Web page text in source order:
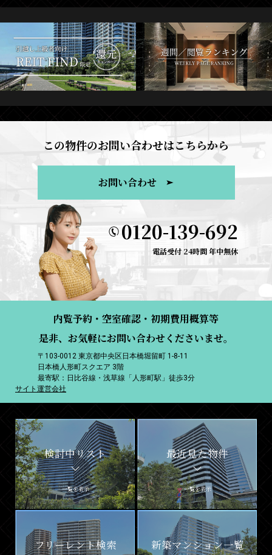
この物件のお問い合わせはこちらから
お問い合わせ
0120-139-692
電話受付 24時間 年中無休
内覧予約・空室確認・初期費用概算等
是非、お気軽にお問い合わせくださいませ。
〒103-0012 東京都中央区日本橋堀留町 1-8-11
日本橋人形町スクエア 3階
最寄駅：日比谷線・浅草線「人形町駅」徒歩3分
サイト運営会社
検討中リスト
一覧を表示
最近見た物件
一覧を表示
フリーレント検索 新築マンション一覧